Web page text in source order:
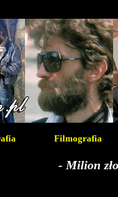
Filmografia
- Milion